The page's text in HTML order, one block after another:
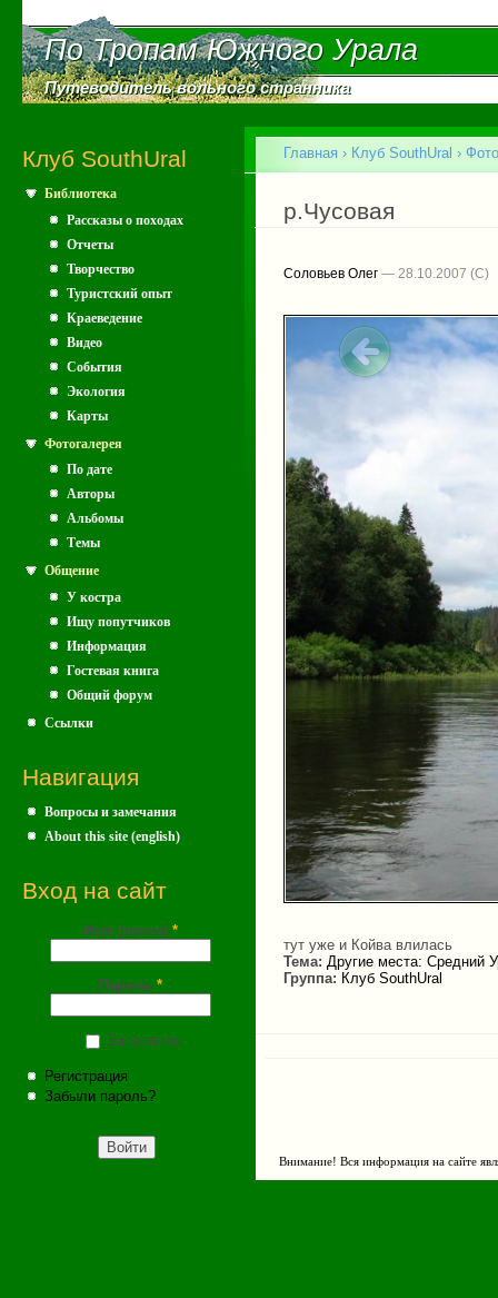
По Тропам Южного Урала
По Тропам Южного Урала
Путеводитель вольного странника
Путеводитель вольного странника
Клуб SouthUral
Библиотека
Рассказы о походах
Отчеты
Творчество
Туристский опыт
Краеведение
Видео
События
Экология
Карты
Фотогалерея
По дате
Авторы
Альбомы
Темы
Общение
У костра
Ищу попутчиков
Информация
Гостевая книга
Общий форум
Ссылки
Навигация
Вопросы и замечания
About this site (english)
Вход на сайт
Имя (почта) *
Пароль *
Запомнить
Регистрация
Забыли пароль?
Вы здесь
Главная › Клуб SouthUral ›
р.Чусовая
Соловьев Олег — 28.10.2007
тут уже и Койва влилась
Тема: Другие места: Средний
Группа: Клуб SouthUral
Внимание! Вся информация на сайте